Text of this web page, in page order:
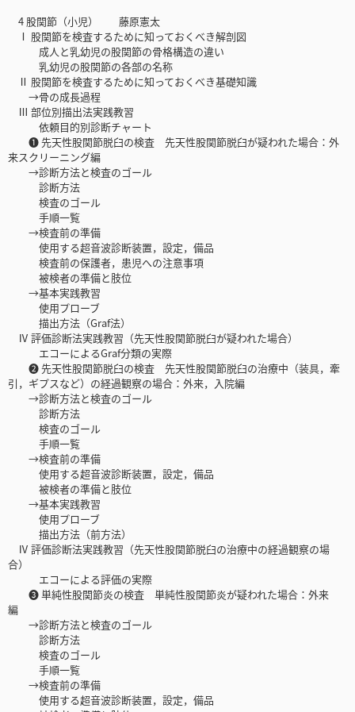
4 股関節（小児） 藤原憲太
Ⅰ 股関節を検査するために知っておくべき解剖図
成人と乳幼児の股関節の骨格構造の違い
乳幼児の股関節の各部の名称
Ⅱ 股関節を検査するために知っておくべき基礎知識
→骨の成長過程
Ⅲ 部位別描出法実践教習
依頼目的別診断チャート
❶ 先天性股関節脱臼の検査 先天性股関節脱臼が疑われた場合：外
来スクリーニング編
→診断方法と検査のゴール
診断方法
検査のゴール
手順一覧
→検査前の準備
使用する超音波診断装置，設定，備品
検査前の保護者，患児への注意事項
被検者の準備と肢位
→基本実践教習
使用プローブ
描出方法（Graf法）
Ⅳ 評価診断法実践教習（先天性股関節脱臼が疑われた場合）
エコーによるGraf分類の実際
❷ 先天性股関節脱臼の検査 先天性股関節脱臼の治療中（装具，牽
引，ギプスなど）の経過観察の場合：外来，入院編
→診断方法と検査のゴール
診断方法
検査のゴール
手順一覧
→検査前の準備
使用する超音波診断装置，設定，備品
被検者の準備と肢位
→基本実践教習
使用プローブ
描出方法（前方法）
Ⅳ 評価診断法実践教習（先天性股関節脱臼の治療中の経過観察の場
合）
エコーによる評価の実際
❸ 単純性股関節炎の検査 単純性股関節炎が疑われた場合：外来
編
→診断方法と検査のゴール
診断方法
検査のゴール
手順一覧
→検査前の準備
使用する超音波診断装置，設定，備品